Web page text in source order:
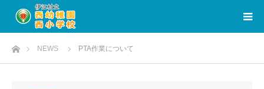
ホームNEWS PTA作業について